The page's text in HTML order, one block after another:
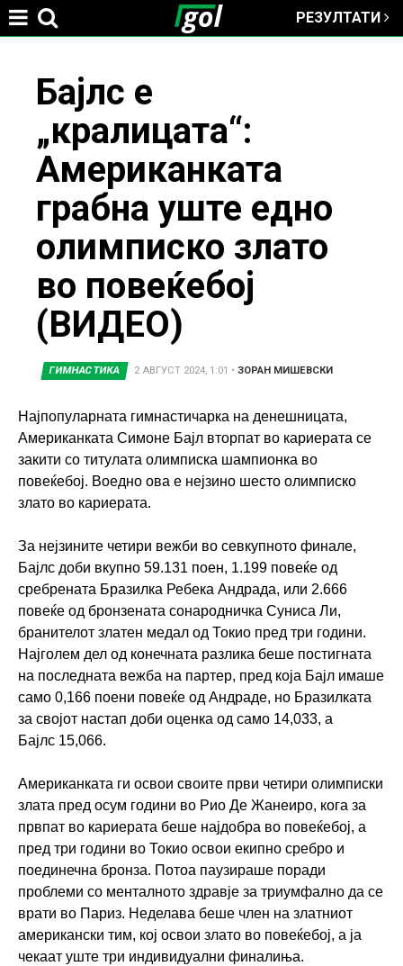
РЕЗУЛТАТИ
here
Бајлс е
„кралицата“:
Американката
грабна уште едно
олимписко злато
во повеќебој
(ВИДЕО)
ГИМНАСТИКА 2 АВГУСТ 2024, 1:01 •ЗОРАН МИШЕВСКИ
Најпопуларната гимнастичарка на денешницата,
Американката Симоне Бајл вторпат во кариерата се
закити со титулата олимписка шампионка во
повеќебој. Воедно ова е нејзино шесто олимписко
злато во кариерата.
За нејзините четири вежби во севкупното финале,
Бајлс доби вкупно 59.131 поен, 1.199 повеќе од
сребрената Бразилка Ребека Андрада, или 2.666
повеќе од бронзената сонародничка Суниса Ли,
бранителот златен медал од Токио пред три години.
Најголем дел од конечната разлика беше постигната
на последната вежба на партер, пред која Бајл имаше
само 0,166 поени повеќе од Андраде, но Бразилката
за својот настап доби оценка од само 14,033, а
Бајлс 15,066.
Американката ги освои своите први четири олимписки
злата пред осум години во Рио Де Жанеиро, кога за
првпат во кариерата беше најдобра во повеќебој, а
пред три години во Токио освои екипно сребро и
поединечна бронза. Потоа паузираше поради
проблеми со менталното здравје за триумфално да се
врати во Париз. Неделава беше член на златниот
американски тим, кој освои злато во повеќебој, а ја
чекаат уште три индивидуални финалиња.